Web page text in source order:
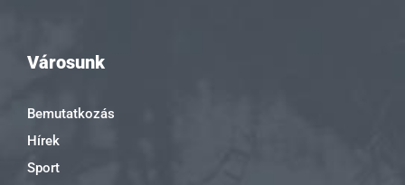
Városunk
Bemutatkozás
Hírek
Sport